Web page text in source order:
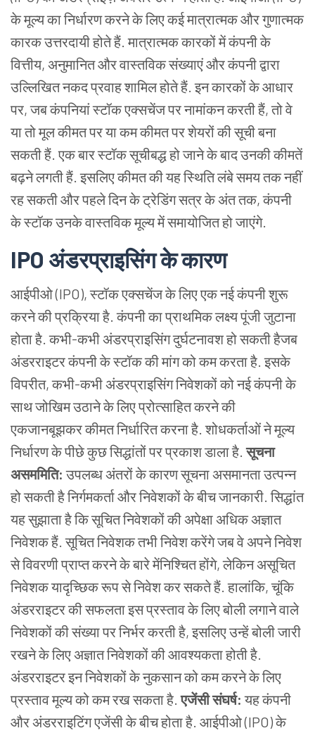
के मूल्य का निर्धारण करने के लिए कई मात्रात्मक और गुणात्मक
कारक उत्तरदायी होते हैं. मात्रात्मक कारकों में कंपनी के
वित्तीय, अनुमानित और वास्तविक संख्याएं और कंपनी द्वारा
उल्लिखित नकद प्रवाह शामिल होते हैं. इन कारकों के आधार
पर, जब कंपनियां स्टॉक एक्सचेंज पर नामांकन करती हैं, तो वे
या तो मूल कीमत पर या कम कीमत पर शेयरों की सूची बना
सकती हैं. एक बार स्टॉक सूचीबद्ध हो जाने के बाद उनकी कीमतें
बढ़ने लगती हैं. इसलिए कीमत की यह स्थिति लंबे समय तक नहीं
रह सकती और पहले दिन के ट्रेडिंग सत्र के अंत तक, कंपनी
के स्टॉक उनके वास्तविक मूल्य में समायोजित हो जाएंगे.
IPO अंडरप्राइसिंग के कारण
आईपीओ (IPO), स्टॉक एक्सचेंज के लिए एक नई कंपनी शुरू
करने की प्रक्रिया है. कंपनी का प्राथमिक लक्ष्य पूंजी जुटाना
होता है. कभी-कभी अंडरप्राइसिंग दुर्घटनावश हो सकती हैजब
अंडरराइटर कंपनी के स्टॉक की मांग को कम करता है. इसके
विपरीत, कभी-कभी अंडरप्राइसिंग निवेशकों को नई कंपनी के
साथ जोखिम उठाने के लिए प्रोत्साहित करने की
एकजानबूझकर कीमत निर्धारित करना है. शोधकर्ताओं ने मूल्य
निर्धारण के पीछे कुछ सिद्धांतों पर प्रकाश डाला है.सूचना
असममिति:उपलब्ध अंतरों के कारण सूचना असमानता उत्पन्न
हो सकती है निर्गमकर्ता और निवेशकों के बीच जानकारी. सिद्धांत
यह सुझाता है कि सूचित निवेशकों की अपेक्षा अधिक अज्ञात
निवेशक हैं. सूचित निवेशक तभी निवेश करेंगे जब वे अपने निवेश
से विवरणी प्राप्त करने के बारे मेंनिश्चित होंगे, लेकिन असूचित
निवेशक यादृच्छिक रूप से निवेश कर सकते हैं. हालांकि, चूंकि
अंडरराइटर की सफलता इस प्रस्ताव के लिए बोली लगाने वाले
निवेशकों की संख्या पर निर्भर करती है, इसलिए उन्हें बोली जारी
रखने के लिए अज्ञात निवेशकों की आवश्यकता होती है.
अंडरराइटर इन निवेशकों के नुकसान को कम करने के लिए
प्रस्ताव मूल्य को कम रख सकता है.एजेंसी संघर्ष:यह कंपनी
और अंडरराइटिंग एजेंसी के बीच होता है. आईपीओ (IPO) के